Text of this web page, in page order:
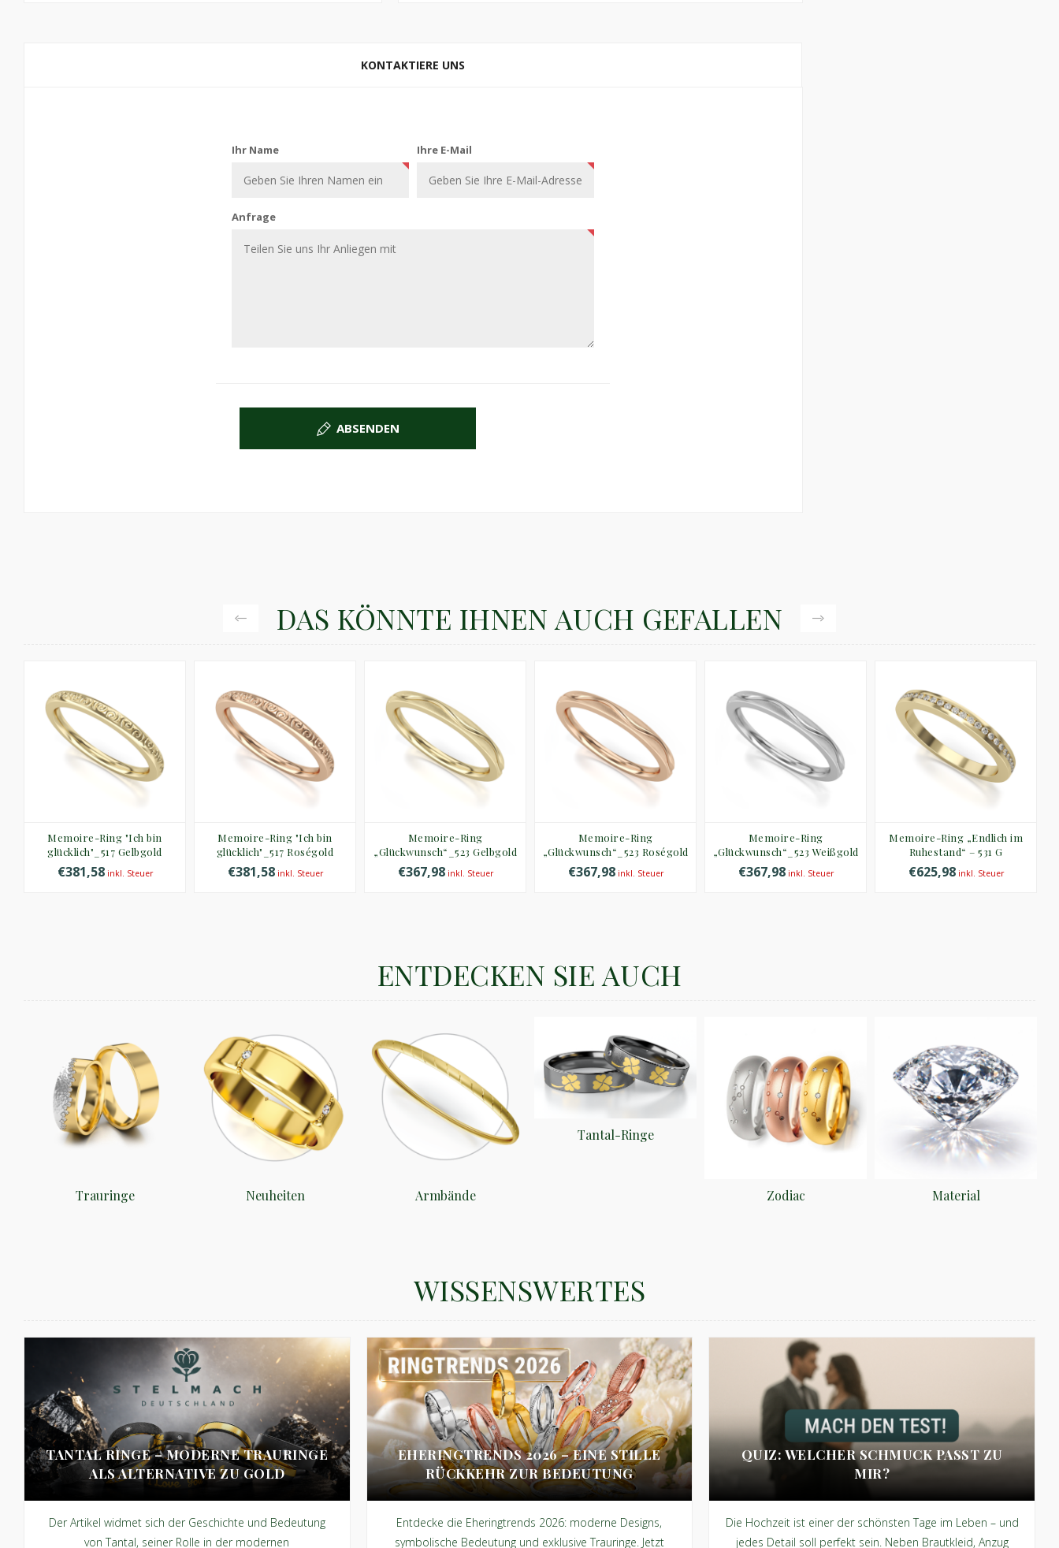
KONTAKTIERE UNS
Ihr Name Ihre E-Mail
Anfrage
ABSENDEN
DAS KÖNNTE IHNEN AUCH GEFALLEN
Memoire-Ring "Ich bin
glücklich"_517 Gelbgold
€381,58inkl. Steuer
Memoire-Ring "Ich bin
glücklich"_517 Roségold
€381,58inkl. Steuer
Memoire-Ring
„Glückwunsch“_523 Gelbgold
€367,98inkl. Steuer
Memoire-Ring
„Glückwunsch“_523 Roségold
€367,98inkl. Steuer
Memoire-Ring
„Glückwunsch“_523 Weißgold
€367,98inkl. Steuer
Memoire-Ring „Endlich im
Ruhestand“ – 531 G
€625,98inkl. Steuer
ENTDECKEN SIE AUCH
Trauringe Neuheiten Armbände
Tantal-Ringe
Zodiac Material
WISSENSWERTES
TANTAL RINGE – MODERNE TRAURINGE
ALS ALTERNATIVE ZU GOLD
Der Artikel widmet sich der Geschichte und Bedeutung
von Tantal, seiner Rolle in der modernen
EHERINGTRENDS 2026 – EINE STILLE
RÜCKKEHR ZUR BEDEUTUNG
Entdecke die Eheringtrends 2026: moderne Designs,
symbolische Bedeutung und exklusive Trauringe. Jetzt
QUIZ: WELCHER SCHMUCK PASST ZU
MIR?
Die Hochzeit ist einer der schönsten Tage im Leben – und
jedes Detail soll perfekt sein. Neben Brautkleid, Anzug